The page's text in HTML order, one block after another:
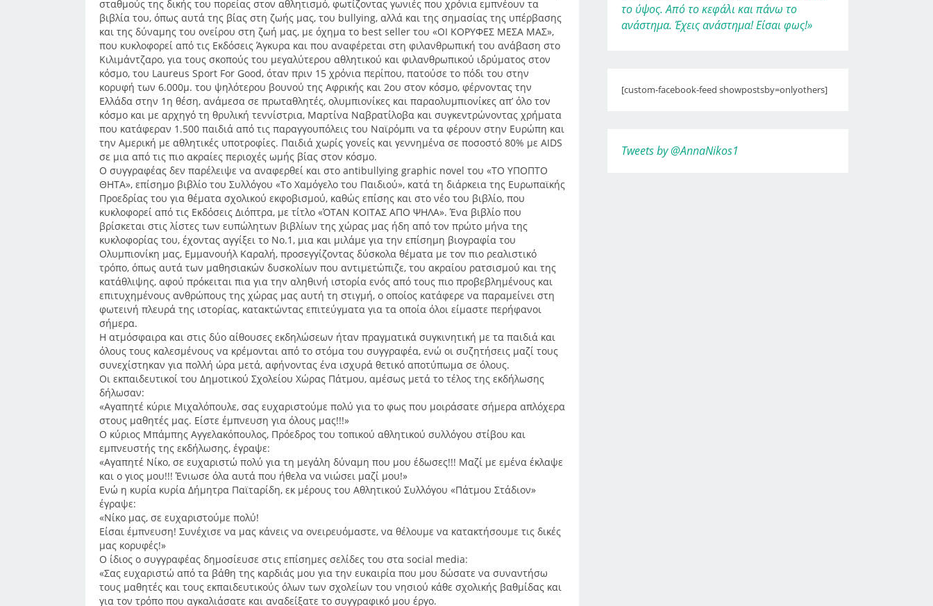
σταθμούς της δικής του πορείας στον αθλητισμό, φωτίζοντας γωνιές που χρόνια εμπνέουν τα
βιβλία του, όπως αυτά της βίας στη ζωής μας, του bullying, αλλά και της σημασίας της υπέρβασης
και της δύναμης του ονείρου στη ζωή μας, με όχημα το best seller του «ΟΙ ΚΟΡΥΦΕΣ ΜΕΣΑ ΜΑΣ»,
που κυκλοφορεί από τις Εκδόσεις Άγκυρα και που αναφέρεται στη φιλανθρωπική του ανάβαση στο
Κιλιμάντζαρο, για τους σκοπούς του μεγαλύτερου αθλητικού και φιλανθρωπικού ιδρύματος στον
κόσμο, του Laureus Sport For Good, όταν πριν 15 χρόνια περίπου, πατούσε το πόδι του στην
κορυφή των 6.000μ. του ψηλότερου βουνού της Αφρικής και 2ου στον κόσμο, φέρνοντας την
Ελλάδα στην 1η θέση, ανάμεσα σε πρωταθλητές, ολυμπιονίκες και παραολυμπιονίκες απ’ όλο τον
κόσμο και με αρχηγό τη θρυλική τεννίστρια, Μαρτίνα Ναβρατίλοβα και συγκεντρώνοντας χρήματα
που κατάφεραν 1.500 παιδιά από τις παραγγουπόλεις του Ναϊρόμπι να τα φέρουν στην Ευρώπη και
την Αμερική με αθλητικές υποτροφίες. Παιδιά χωρίς γονείς και γεννημένα σε ποσοστό 80% με AIDS
σε μια από τις πιο ακραίες περιοχές ωμής βίας στον κόσμο.
Ο συγγραφέας δεν παρέλειψε να αναφερθεί και στο antibullying graphic novel του «ΤΟ ΥΠΟΠΤΟ
ΘΗΤΑ», επίσημο βιβλίο του Συλλόγου «Το Χαμόγελο του Παιδιού», κατά τη διάρκεια της Ευρωπαϊκής
Προεδρίας του για θέματα σχολικού εκφοβισμού, καθώς επίσης και στο νέο του βιβλίο, που
κυκλοφορεί από τις Εκδόσεις Διόπτρα, με τίτλο «ΌΤΑΝ ΚΟΙΤΑΣ ΑΠΟ ΨΗΛΑ». Ένα βιβλίο που
βρίσκεται στις λίστες των ευπώλητων βιβλίων της χώρας μας ήδη από τον πρώτο μήνα της
κυκλοφορίας του, έχοντας αγγίξει το Νο.1, μια και μιλάμε για την επίσημη βιογραφία του
Ολυμπιονίκη μας, Εμμανουήλ Καραλή, προσεγγίζοντας δύσκολα θέματα με τον πιο ρεαλιστικό
τρόπο, όπως αυτά των μαθησιακών δυσκολίων που αντιμετώπιζε, του ακραίου ρατσισμού και της
κατάθλιψης, αφού πρόκειται πια για την αληθινή ιστορία ενός από τους πιο προβεβλημένους και
επιτυχημένους ανθρώπους της χώρας μας αυτή τη στιγμή, ο οποίος κατάφερε να παραμείνει στη
φωτεινή πλευρά της ιστορίας, κατακτώντας επιτεύγματα για τα οποία όλοι είμαστε περήφανοι
σήμερα.
Η ατμόσφαιρα και στις δύο αίθουσες εκδηλώσεων ήταν πραγματικά συγκινητική με τα παιδιά και
όλους τους καλεσμένους να κρέμονται από το στόμα του συγγραφέα, ενώ οι συζητήσεις μαζί τους
συνεχίστηκαν για πολλή ώρα μετά, αφήνοντας ένα ισχυρά θετικό αποτύπωμα σε όλους.
Οι εκπαιδευτικοί του Δημοτικού Σχολείου Χώρας Πάτμου, αμέσως μετά το τέλος της εκδήλωσης
δήλωσαν:
«Αγαπητέ κύριε Μιχαλόπουλε, σας ευχαριστούμε πολύ για το φως που μοιράσατε σήμερα απλόχερα
στους μαθητές μας. Είστε έμπνευση για όλους μας!!!»
Ο κύριος Μπάμπης Αγγελακόπουλος, Πρόεδρος του τοπικού αθλητικού συλλόγου στίβου και
εμπνευστής της εκδήλωσης, έγραψε:
«Αγαπητέ Νίκο, σε ευχαριστώ πολύ για τη μεγάλη δύναμη που μου έδωσες!!! Μαζί με εμένα έκλαψε
και ο γιος μου!!! Ένιωσε όλα αυτά που ήθελα να νιώσει μαζί μου!»
Ενώ η κυρία κυρία Δήμητρα Παϊταρίδη, εκ μέρους του Αθλητικού Συλλόγου «Πάτμου Στάδιον»
έγραψε:
«Νίκο μας, σε ευχαριστούμε πολύ!
Είσαι έμπνευση! Συνέχισε να μας κάνεις να ονειρευόμαστε, να θέλουμε να κατακτήσουμε τις δικές
μας κορυφές!»
Ο ίδιος ο συγγραφέας δημοσίευσε στις επίσημες σελίδες του στα social media:
«Σας ευχαριστώ από τα βάθη της καρδιάς μου για την ευκαιρία που μου δώσατε να συναντήσω
τους μαθητές και τους εκπαιδευτικούς όλων των σχολείων του νησιού κάθε σχολικής βαθμίδας και
για τον τρόπο που αγκαλιάσατε και αναδείξατε το συγγραφικό μου έργο.
το ύψος. Από το κεφάλι και πάνω το
ανάστημα. Έχεις ανάστημα! Είσαι φως!»
[custom-facebook-feed showpostsby=onlyothers]
Tweets by @AnnaNikos1